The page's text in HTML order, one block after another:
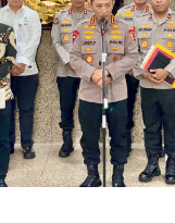
di
Aceh
dan
Sumatera